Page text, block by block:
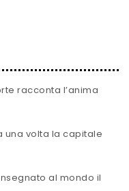
racconta l’anima
una volta la capitale
al mondo il